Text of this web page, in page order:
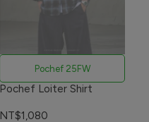
Pochef 25FW
Pochef Loiter Shirt
NT$1,080